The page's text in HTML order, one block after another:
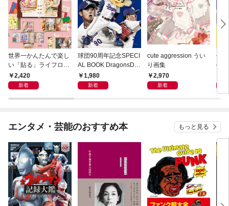
世界一かんたんで楽し
い「貼る」ライフログ
ジャンクジャーナルの
はじめ方
2,420
新着
球団90周年記念SPECI
AL BOOK DragonsDa
ys 2026
1,980
新着
cute aggression うい
り画集
2,970
新着
作
cts
エンタメ・芸能のおすすめ本 もっと見る